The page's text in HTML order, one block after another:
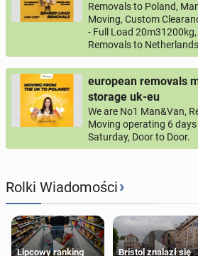
Removals to Poland,
Moving, Custom
- Full Load
Removals to Netherlands
european removals
storage uk-eu
We are No1 Man&Van,
Moving operating 6
Saturday, Door to Door.
Rolki Wiadomości›
Lipcowy ranking Bristol znalazł się